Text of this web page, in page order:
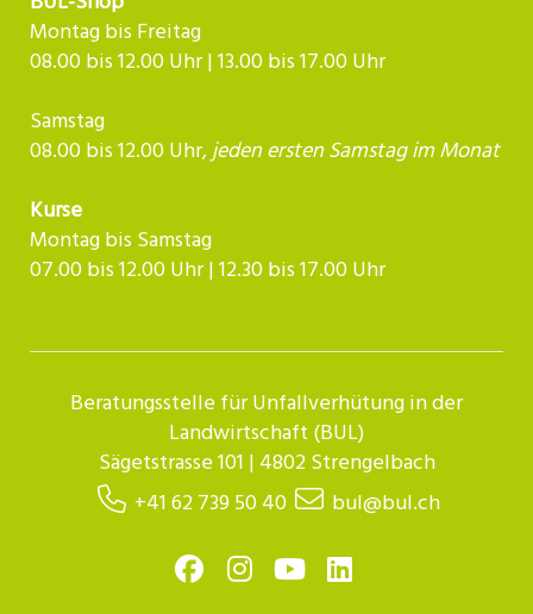
Montag bis Freitag
08.00 bis 12.00 Uhr | 13.00 bis 17.00 Uhr
Samstag
08.00 bis 12.00 Uhr,jeden ersten Samstag im Monat
Kurse
Montag bis Samstag
07.00 bis 12.00 Uhr | 12.30 bis 17.00 Uhr​​​​​​
Beratungsstelle für Unfallverhütung in der
Landwirtschaft (BUL)
Sägetstrasse 101 | 4802 Strengelbach
+41 62 739 50 40
bul@bul.ch